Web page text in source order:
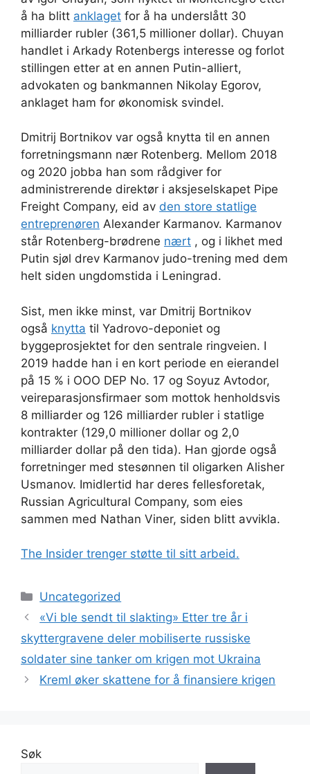
å ha blitt anklaget for å ha underslått 30
milliarder rubler (361,5 millioner dollar). Chuyan
handlet i Arkady Rotenbergs interesse og forlot
stillingen etter at en annen Putin-alliert,
advokaten og bankmannen Nikolay Egorov,
anklaget ham for økonomisk svindel.
Dmitrij Bortnikov var også knytta til en annen
forretningsmann nær Rotenberg. Mellom 2018
og 2020 jobba han som rådgiver for
administrerende direktør i aksjeselskapet Pipe
Freight Company, eid av den store statlige
entreprenøren Alexander Karmanov. Karmanov
står Rotenberg-brødrene nært , og i likhet med
Putin sjøl drev Karmanov judo-trening med dem
helt siden ungdomstida i Leningrad.
Sist, men ikke minst, var Dmitrij Bortnikov
også knytta til Yadrovo-deponiet og
byggeprosjektet for den sentrale ringveien. I
2019 hadde han i en kort periode en eierandel
på 15 % i OOO DEP No. 17 og Soyuz Avtodor,
veireparasjonsfirmaer som mottok henholdsvis
8 milliarder og 126 milliarder rubler i statlige
kontrakter (129,0 millioner dollar og 2,0
milliarder dollar på den tida). Han gjorde også
forretninger med stesønnen til oligarken Alisher
Usmanov. Imidlertid har deres fellesforetak,
Russian Agricultural Company, som eies
sammen med Nathan Viner, siden blitt avvikla.
The Insider trenger støtte til sitt arbeid.
Kategorier
Uncategorized
«Vi ble sendt til slakting» Etter tre år i
skyttergravene deler mobiliserte russiske
soldater sine tanker om krigen mot Ukraina
Kreml øker skattene for å finansiere krigen
Søk